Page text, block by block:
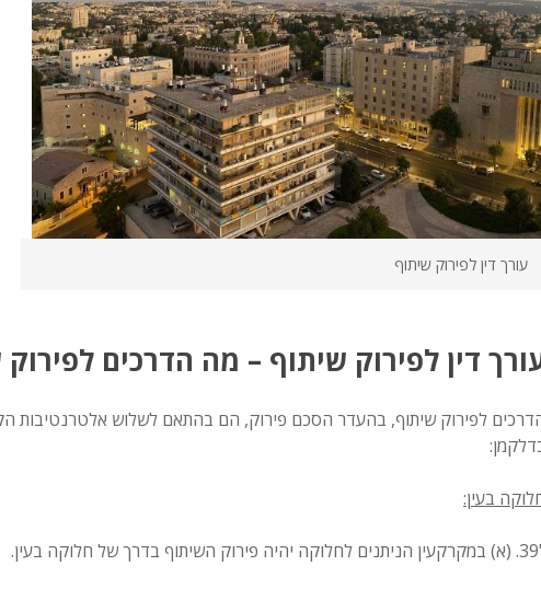
עורך דין לפירוק שיתוף
דין לפירוק שיתוף – מה הדרכים
לפירוק שיתוף, בהעדר הסכם פירוק, הם בהתאם לשלוש אלטרנטיבות
בעין:
בדרך של חלוקה בעין.